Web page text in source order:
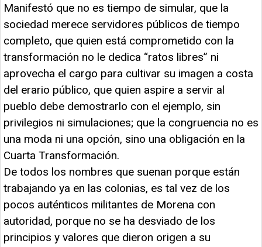
Manifestó que no es tiempo de simular, que la
sociedad merece servidores públicos de tiempo
completo, que quien está comprometido con la
transformación no le dedica “ratos libres” ni
aprovecha el cargo para cultivar su imagen a costa
del erario público, que quien aspire a servir al
pueblo debe demostrarlo con el ejemplo, sin
privilegios ni simulaciones; que la congruencia no es
una moda ni una opción, sino una obligación en la
Cuarta Transformación.
De todos los nombres que suenan porque están
trabajando ya en las colonias, es tal vez de los
pocos auténticos militantes de Morena con
autoridad, porque no se ha desviado de los
principios y valores que dieron origen a su